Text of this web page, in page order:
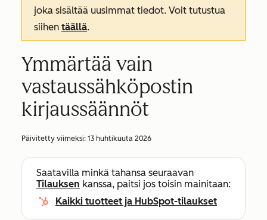
joka sisältää uusimmat tiedot. Voit tutustua
siihen täällä.
Ymmärtää vain
vastaussähköpostin
kirjaussäännöt
Päivitetty viimeksi: 13 huhtikuuta 2026
Saatavilla minkä tahansa seuraavan
Tilauksen kanssa, paitsi jos toisin mainitaan:
Kaikki tuotteet ja HubSpot-tilaukset